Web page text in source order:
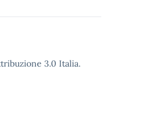
3.0 Italia.